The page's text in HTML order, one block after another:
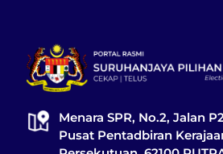
Menara SPR, No.2, Jalan
Pusat Pentadbiran